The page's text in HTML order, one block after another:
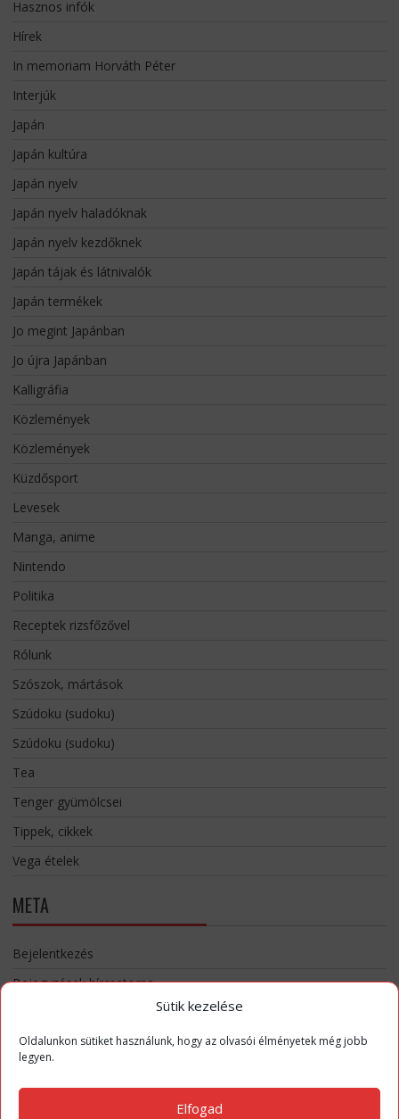
Sütik kezelése
Oldalunkon sütiket használunk, hogy az olvasói élményetek még jobb
legyen.
Elfogad
Hasznos infók
Hírek
In memoriam Horváth Péter
Interjúk
Japán
Japán kultúra
Japán nyelv
Japán nyelv haladóknak
Japán nyelv kezdőknek
Japán tájak és látnivalók
Japán termékek
Jo megint Japánban
Jo újra Japánban
Kalligráfia
Közlemények
Közlemények
Küzdősport
Levesek
Manga, anime
Nintendo
Politika
Receptek rizsfőzővel
Rólunk
Szószok, mártások
Szúdoku (sudoku)
Szúdoku (sudoku)
Tea
Tenger gyümölcsei
Tippek, cikkek
Vega ételek
META
Bejelentkezés
Bejegyzések hírcsatorna
Hozzászólások hírcsatorna
WordPress Magyarország